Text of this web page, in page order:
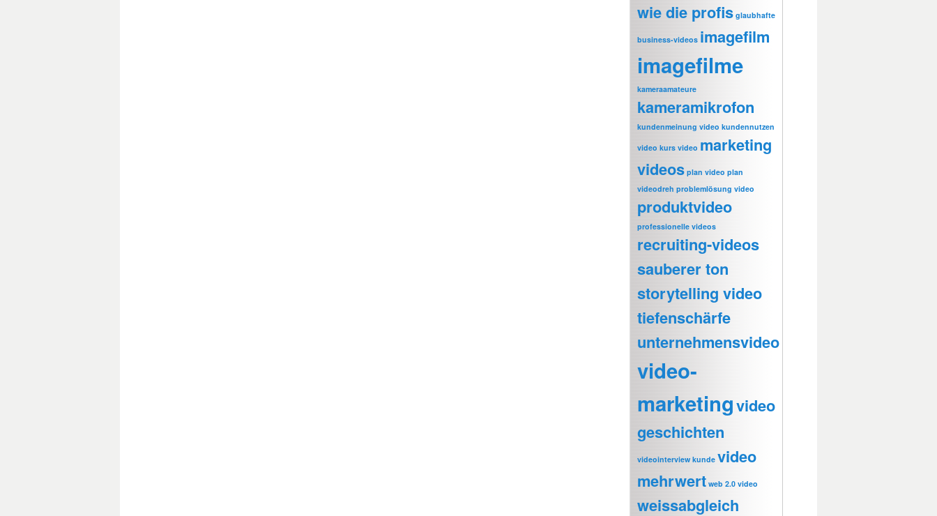
wie die profis glaubhafte
business-videos imagefilm
imagefilme
kameraamateure
kameramikrofon
kundenmeinung video kundennutzen
video kurs video marketing
videos plan video plan
videodreh problemlösung video
produktvideo
professionelle videos
recruiting-videos
sauberer ton
storytelling video
tiefenschärfe
unternehmensvideo
video-
marketingvideo
geschichten
videointerview kunde video
mehrwert web 2.0 video
weissabgleich